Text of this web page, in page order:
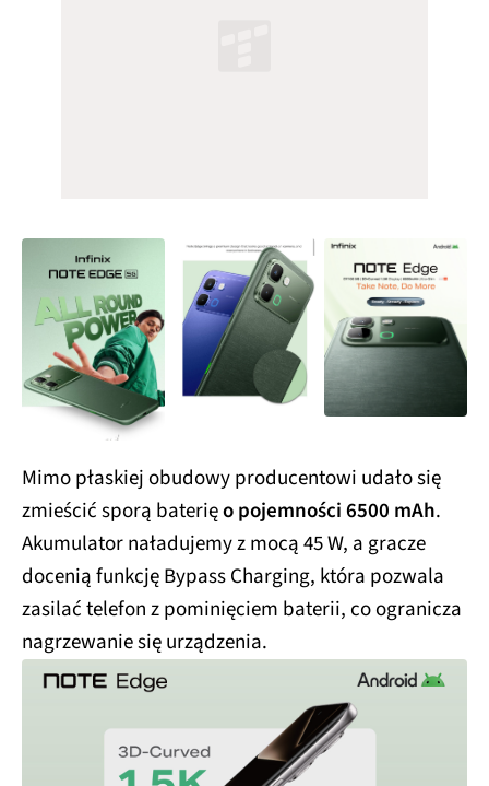
Mimo płaskiej obudowy producentowi udało się
zmieścić sporą baterięo pojemności 6500 mAh.
Akumulator naładujemy z mocą 45 W, a gracze
docenią funkcję Bypass Charging, która pozwala
zasilać telefon z pominięciem baterii, co ogranicza
nagrzewanie się urządzenia.